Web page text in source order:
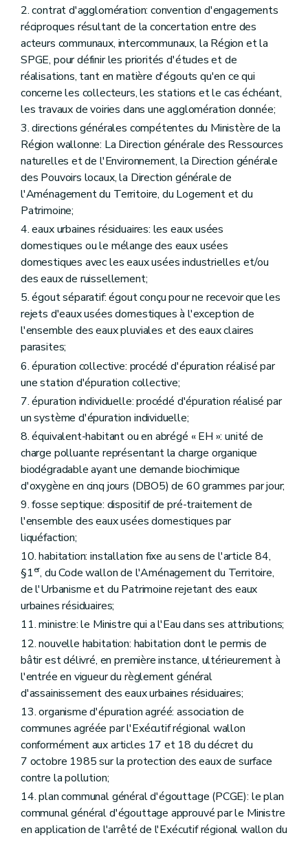
2. contrat d'agglomération: convention d'engagements
réciproques résultant de la concertation entre des
acteurs communaux, intercommunaux, la Région et la
SPGE, pour définir les priorités d'études et de
réalisations, tant en matière d'égouts qu'en ce qui
concerne les collecteurs, les stations et le cas échéant,
les travaux de voiries dans une agglomération donnée;
3. directions générales compétentes du Ministère de la
Région wallonne: La Direction générale des Ressources
naturelles et de l'Environnement, la Direction générale
des Pouvoirs locaux, la Direction générale de
l'Aménagement du Territoire, du Logement et du
Patrimoine;
4. eaux urbaines résiduaires: les eaux usées
domestiques ou le mélange des eaux usées
domestiques avec les eaux usées industrielles et/ou
des eaux de ruissellement;
5. égout séparatif: égout conçu pour ne recevoir que les
rejets d'eaux usées domestiques à l'exception de
l'ensemble des eaux pluviales et des eaux claires
parasites;
6. épuration collective: procédé d'épuration réalisé par
une station d'épuration collective;
7. épuration individuelle: procédé d'épuration réalisé par
un système d'épuration individuelle;
8. équivalent-habitant ou en abrégé « EH »: unité de
charge polluante représentant la charge organique
biodégradable ayant une demande biochimique
d'oxygène en cinq jours (DBO5) de 60 grammes par jour;
9. fosse septique: dispositif de pré-traitement de
l'ensemble des eaux usées domestiques par
liquéfaction;
10. habitation: installation fixe au sens de l'article 84,
§1er, du Code wallon de l'Aménagement du Territoire,
de l'Urbanisme et du Patrimoine rejetant des eaux
urbaines résiduaires;
11. ministre: le Ministre qui a l'Eau dans ses attributions;
12. nouvelle habitation: habitation dont le permis de
bâtir est délivré, en première instance, ultérieurement à
l'entrée en vigueur du règlement général
d'assainissement des eaux urbaines résiduaires;
13. organisme d'épuration agréé: association de
communes agréée par l'Exécutif régional wallon
conformément aux articles 17 et 18 du décret du
7 octobre 1985 sur la protection des eaux de surface
contre la pollution;
14. plan communal général d'égouttage (PCGE): le plan
communal général d'égouttage approuvé par le Ministre
en application de l'arrêté de l'Exécutif régional wallon du